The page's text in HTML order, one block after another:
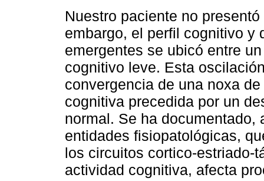
Nuestro paciente no
embargo, el perfil cognitivo y
emergentes se ubicó entre
cognitivo leve. Esta
convergencia de una noxa
cognitiva precedida por un
normal. Se ha
entidades fisiopatológicas,
los circuitos cortico-estriado-
actividad cognitiva, afecta